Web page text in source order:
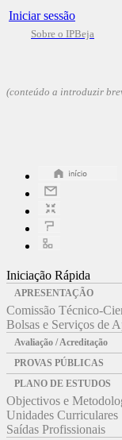
Iniciar sessão
Sobre o IPBeja
(conteúdo a introduzir
Iniciação Rápida
APRESENTAÇÃO
Comissão Técnico-
Bolsas e Serviços de
Avaliação / Acreditação
PROVAS PÚBLICAS
PLANO DE ESTUDOS
Objectivos e
Unidades Curriculares
Saídas Profissionais